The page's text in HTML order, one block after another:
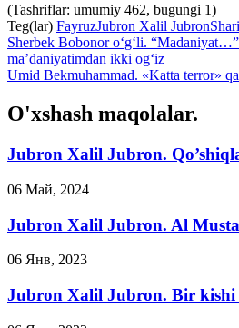
(Tashriflar: umumiy 462, bugungi 1)
Teg(lar) FayruzJubron Xalil Jubron
Sherbek Bobonor o‘g‘li.
ma’daniyatimdan ikki og‘iz
Umid Bekmuhammad. «Katta terror»
O'xshash maqolalar.
Jubron Xalil Jubron.
06 Май, 2024
Jubron Xalil Jubron. Al
06 Янв, 2023
Jubron Xalil Jubron. Bir kishi